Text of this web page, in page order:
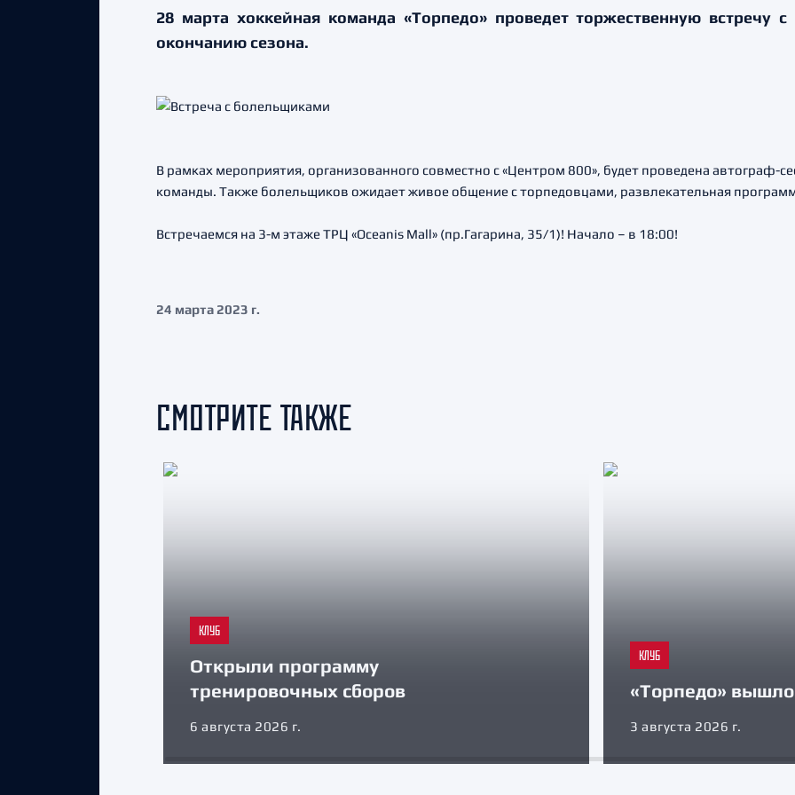
28 марта хоккейная команда «Торпедо» проведет торжественную встречу
окончанию сезона.
В рамках мероприятия, организованного совместно с «Центром 800», будет проведена автограф-
команды. Также болельщиков ожидает живое общение с торпедовцами, развлекательная
Встречаемся на 3-м этаже ТРЦ «Oceanis Mall» (пр.Гагарина, 35/1)! Начало – в 18:00!
24 марта 2023 г.
СМОТРИТЕ ТАКЖЕ
КЛУБ
Открыли программу
тренировочных сборов
6 августа 2026 г.
КЛУБ
«Торпедо» вышло
3 августа 2026 г.